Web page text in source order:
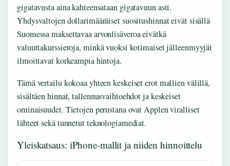
gigatavusta aina kahteensataan gigatavuun asti.
Yhdysvaltojen dollarimääräiset suositushinnat eivät sisällä
Suomessa maksettavaa arvonlisäveroa eivätkä
valuuttakurssieroja, minkä vuoksi kotimaiset jälleenmyyjät
ilmoittavat korkeampia hintoja.
Tämä vertailu kokoaa yhteen keskeiset erot mallien välillä,
sisältäen hinnat, tallennusvaihtoehdot ja keskeiset
ominaisuudet. Tietojen perustana ovat Applen viralliset
lähteet sekä tunnetut teknologiamediat.
Yleiskatsaus: iPhone-mallit ja niiden hinnoittelu